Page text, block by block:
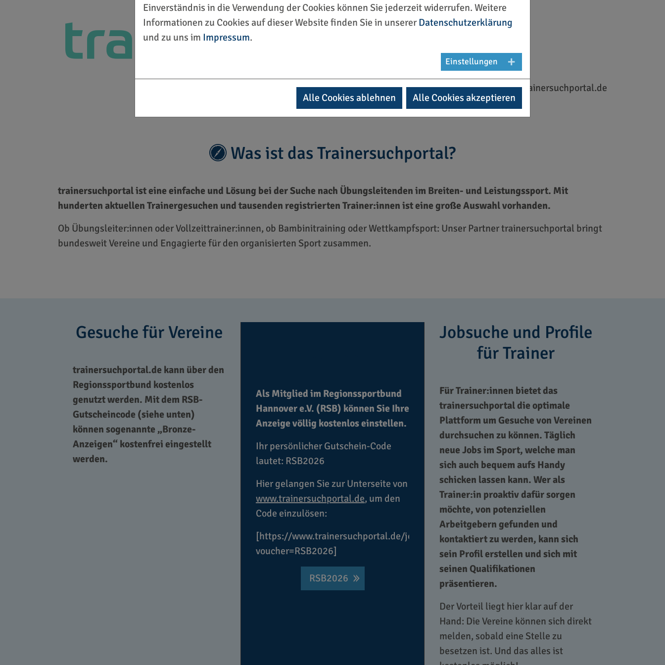
© Trainersuchportal.de
Was ist das Trainersuchportal?
trainersuchportal ist eine einfache und Lösung bei der Suche nach Übungsleitenden im Breiten- und Leistungssport. Mit
hunderten aktuellen Trainergesuchen und tausenden registrierten Trainer:innen ist eine große Auswahl vorhanden.
Ob Übungsleiter:innen oder Vollzeittrainer:innen, ob Bambinitraining oder Wettkampfsport: Unser Partner trainersuchportal bringt
bundesweit Vereine und Engagierte für den organisierten Sport zusammen.
Gesuche für Vereine
trainersuchportal.de kann über den
Regionssportbund kostenlos
genutzt werden. Mit dem RSB-
Gutscheincode (siehe unten)
können sogenannte „Bronze-
Anzeigen“ kostenfrei eingestellt
werden.
Als Mitglied im Regionssportbund
Hannover e.V. (RSB) können Sie Ihre
Anzeige völlig kostenlos einstellen.
Ihr persönlicher Gutschein-Code
lautet: RSB2026
Hier gelangen Sie zur Unterseite von
www.trainersuchportal.de, um den
Code einzulösen:
[https://www.trainersuchportal.de/joboffer
voucher=RSB2026]
RSB2026
Jobsuche und Profile
für Trainer
Für Trainer:innen bietet das
trainersuchportal die optimale
Plattform um Gesuche von Vereinen
durchsuchen zu können. Täglich
neue Jobs im Sport, welche man
sich auch bequem aufs Handy
schicken lassen kann. Wer als
Trainer:in proaktiv dafür sorgen
möchte, von potenziellen
Arbeitgebern gefunden und
kontaktiert zu werden, kann sich
sein Profil erstellen und sich mit
seinen Qualifikationen
präsentieren.
Der Vorteil liegt hier klar auf der
Hand: Die Vereine können sich direkt
melden, sobald eine Stelle zu
besetzen ist. Und das alles ist
Einverständnis in die Verwendung der Cookies können Sie jederzeit widerrufen. Weitere
Informationen zu Cookies auf dieser Website finden Sie in unsererDatenschutzerklärung
und zu uns im Impressum.
Einstellungen
Alle Cookies ablehnen Alle Cookies akzeptieren